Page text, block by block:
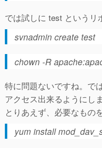
では試しに test というリ
svnadmin create test
chown -R
特に問題ないですね。で
アクセス出来るようにし
とりあえず、必要なもの
yum install